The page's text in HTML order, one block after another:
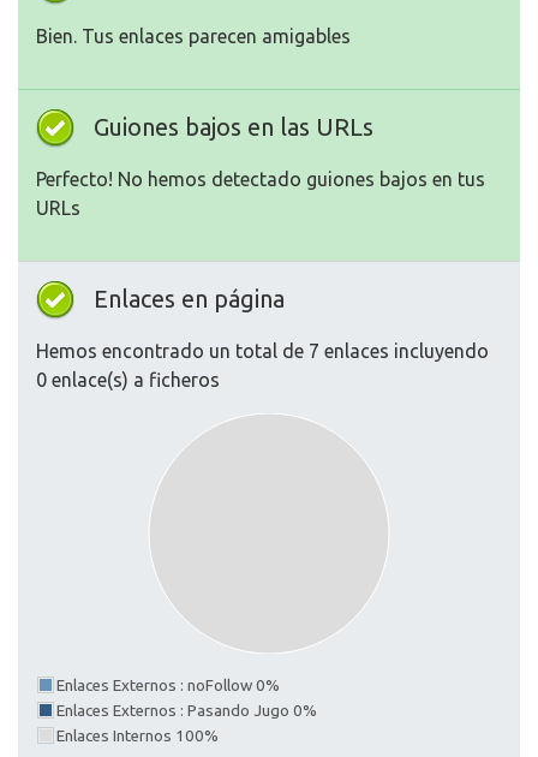
Bien. Tus enlaces parecen amigables
Guiones bajos en las URLs
Perfecto! No hemos detectado guiones bajos en tus
URLs
Enlaces en página
Hemos encontrado un total de 7 enlaces incluyendo
0 enlace(s) a ficheros
Enlaces Externos : noFollow 0%
Enlaces Externos : Pasando Jugo 0%
Enlaces Internos 100%